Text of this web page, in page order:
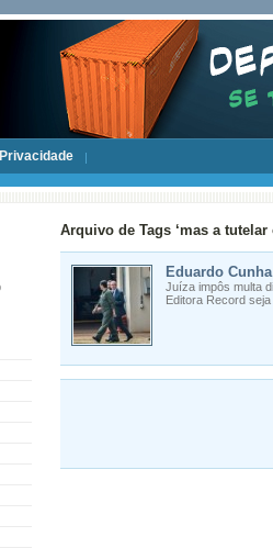
Privacidade
Arquivo de Tags ‘mas a
Eduardo
Juíza impôs multa
Editora Record